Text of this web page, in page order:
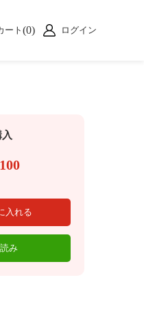
ート(0) ログイン
入れる
み